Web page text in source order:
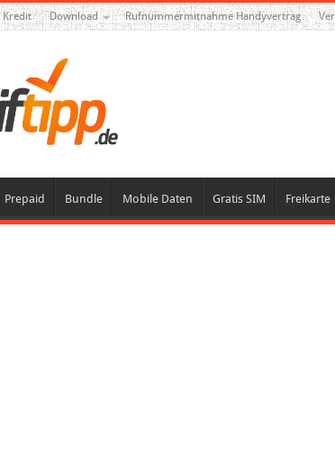
Kredit Download Rufnummermitnahme Handyvertrag
Prepaid Bundle Mobile Daten Gratis SIM Freikarte